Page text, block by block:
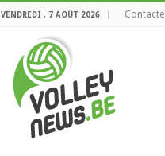
VENDREDI , 7 AOÛT 2026